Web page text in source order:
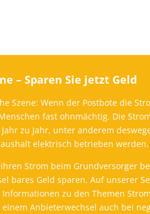
– Sparen Sie jetzt Geld
Szene: Wenn der Postbote die
fast ohnmächtig. Die
zu Jahr, unter anderem
elektrisch betrieben werden.
Strom beim Grundversorger
bares Geld sparen. Auf unserer
zu den Themen
Anbieterwechsel auch bei